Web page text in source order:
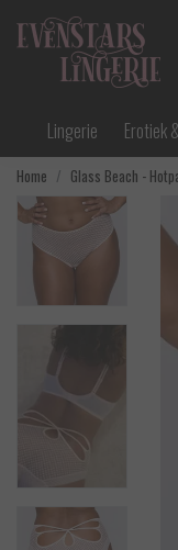
Lingerie Erotiek
Home Glass Beach -